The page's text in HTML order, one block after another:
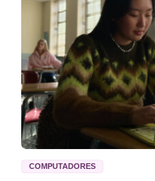
COMPUTADORES